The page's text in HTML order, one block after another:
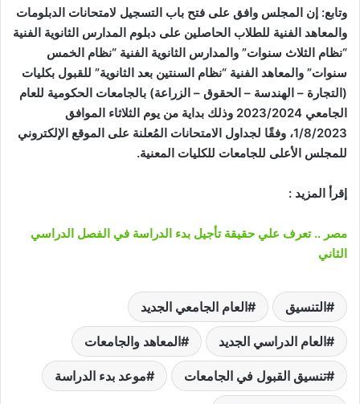
وتابع: إن المجلس وافق على فتح باب التسجيل لامتحانات الدبلومات
والمعاهد الفنية للطلاب الحاصلين على دبلوم المدارس الثانوية الفنية
“نظام الثلاث سنوات” والمدارس الثانوية الفنية “نظام الخمس
سنوات” والمعاهد الفنية “نظام السنتين بعد الثانوية” للقبول بكليات
(التجارة – الهندسة – الحقوق – الزراعة) بالجامعات الحكومية للعام
الجامعي 2023/2024 وذلك بداية من يوم الثلاثاء الموافق
1/8/2023، وفقًا لجداول الامتحانات المُعلنة على الموقع الإلكتروني
للمجلس الأعلى للجامعات للكليات المعنية.
إقرأ المزيد :
مصر .. تعرف علي حقيقة تأجيل بدء الدراسة في الفصل الدراسي
الثاني
التنسيق العام الجامعي الجديد
العام الدراسي الجديد المعاهد والجامعات
تنسيق القبول في الجامعات موعد بدء الدراسة